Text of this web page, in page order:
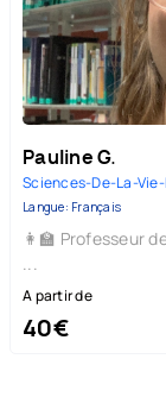
Pauline G.
Langue: Français
👩‍🏫 Professeur
...
A partir de
40€